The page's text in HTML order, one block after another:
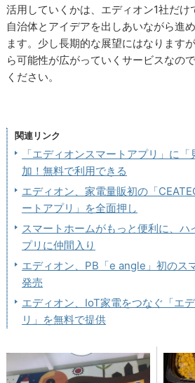
活用していくかは、エディオン1社だ
自治体とアイデアを出しあいながら進
ます。少し長期的な展望にはなります
ら可能性が広がっていくサービスなの
ください。
関連リンク
「エディオンスマートアプリ」に
加！無料で利用できる
エディオン、家電量販初の「
ートアプリ」を全面押し
スマートホームがもっと便利に、
プリに仲間入り
エディオン、PB「e angle」初のス
発売
エディオン、IoT家電をつなぐ「エ
リ」を無料で提供